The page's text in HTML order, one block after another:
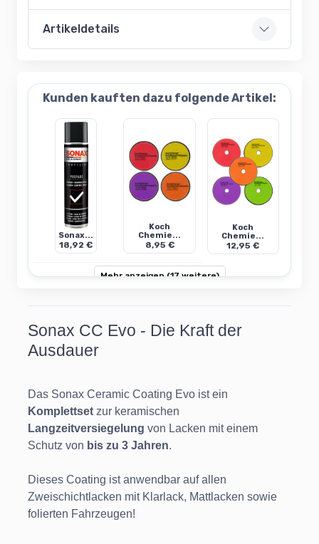
Artikeldetails
Kunden kauften dazu folgende Artikel:
Sonax...
18,92 €
Koch
Chemie...
8,95 €
Koch
Chemie...
12,95 €
Mehr anzeigen (17 weitere)
Sonax CC Evo - Die Kraft der
Ausdauer
Das Sonax Ceramic Coating Evo ist ein
Komplettset zur keramischen
Langzeitversiegelung von Lacken mit einem
Schutz von bis zu 3 Jahren.
Dieses Coating ist anwendbar auf allen
Zweischichtlacken mit Klarlack, Mattlacken sowie
folierten Fahrzeugen!